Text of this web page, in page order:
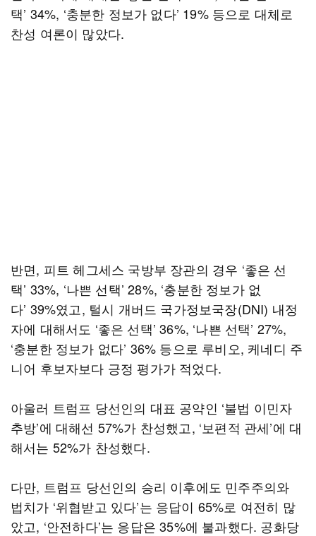
택’ 34%, ‘충분한 정보가 없다’ 19% 등으로 대체로
찬성 여론이 많았다.
반면, 피트 헤그세스 국방부 장관의 경우 ‘좋은 선
택’ 33%, ‘나쁜 선택’ 28%, ‘충분한 정보가 없
다’ 39%였고, 털시 개버드 국가정보국장(DNI) 내정
자에 대해서도 ‘좋은 선택’ 36%, ‘나쁜 선택’ 27%,
‘충분한 정보가 없다’ 36% 등으로 루비오, 케네디 주
니어 후보자보다 긍정 평가가 적었다.
아울러 트럼프 당선인의 대표 공약인 ‘불법 이민자
추방’에 대해선 57%가 찬성했고, ‘보편적 관세’에 대
해서는 52%가 찬성했다.
다만, 트럼프 당선인의 승리 이후에도 민주주의와
법치가 ‘위협받고 있다’는 응답이 65%로 여전히 많
았고, ‘안전하다’는 응답은 35%에 불과했다. 공화당